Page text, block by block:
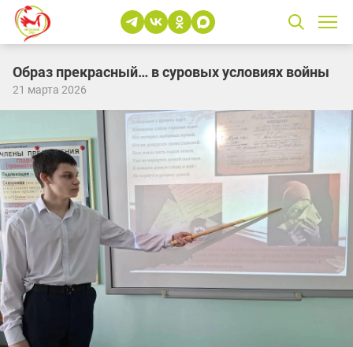
Образ прекрасный… в суровых условиях войны
21 марта 2026